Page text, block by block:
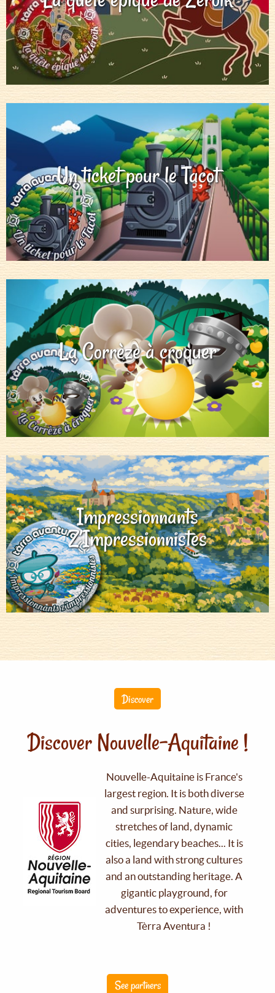
Un ticket pour le Tacot
La Corrèze à croquer
Impressionnants
Z’Impressionnistes
Discover
Discover Nouvelle-Aquitaine !
Nouvelle-Aquitaine is France's
largest region. It is both diverse
and surprising. Nature, wide
stretches of land, dynamic
cities, legendary beaches... It is
also a land with strong cultures
and an outstanding heritage. A
gigantic playground, for
adventures to experience, with
Tèrra Aventura !
See partners